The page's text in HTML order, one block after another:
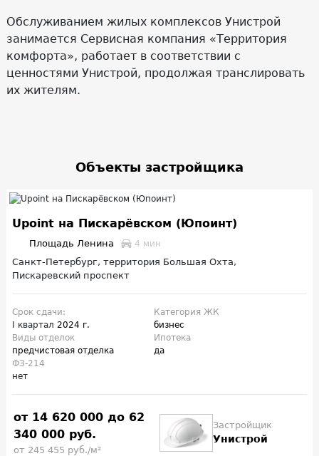
Обслуживанием жилых комплексов Унистрой
занимается Сервисная компания «Территория
комфорта», работает в соответствии с
ценностями Унистрой, продолжая транслировать
их жителям.
Объекты застройщика
Upoint на Пискарёвском (Юпоинт)
Площадь Ленина 4 мин
Санкт-Петербург, территория Большая Охта,
Пискаревский проспект
Срок сдачи:
I квартал 2024 г.
Категория ЖК
бизнес
Виды отделок
предчистовая отделка
Ипотека
да
ФЗ-214
нет
от 14 620 000 до 62
340 000 руб.
от 245 455 руб./м²
Застройщик
Унистрой